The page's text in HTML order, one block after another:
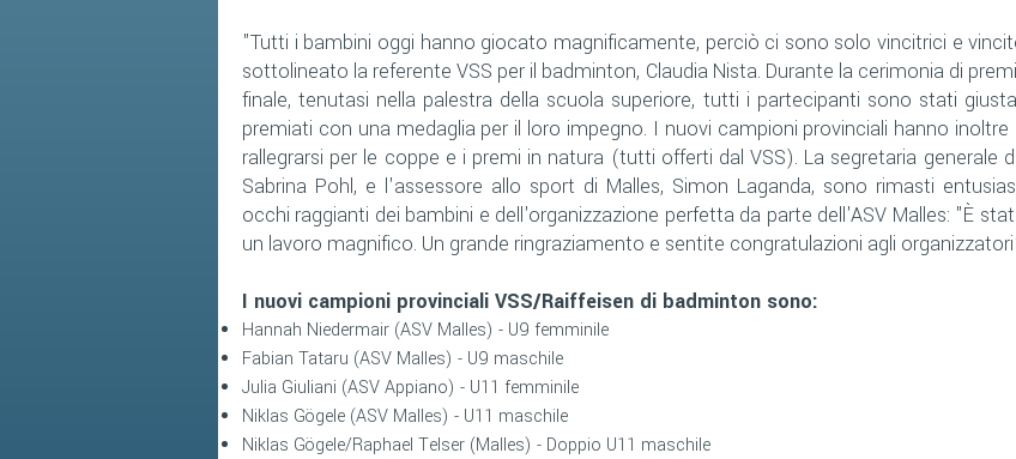
"Tutti i bambini oggi hanno giocato magnificamente, perciò ci sono solo vincitrici e
sottolineato la referente VSS per il badminton, Claudia Nista. Durante la cerimonia di
finale, tenutasi nella palestra della scuola superiore, tutti i partecipanti sono stati
premiati con una medaglia per il loro impegno. I nuovi campioni provinciali hanno
rallegrarsi per le coppe e i premi in natura (tutti offerti dal VSS). La segretaria generale
Sabrina Pohl, e l'assessore allo sport di Malles, Simon Laganda, sono rimasti
occhi raggianti dei bambini e dell'organizzazione perfetta da parte dell'ASV Malles: "È
un lavoro magnifico. Un grande ringraziamento e sentite congratulazioni agli
I nuovi campioni provinciali VSS/Raiffeisen di badminton sono:
Hannah Niedermair (ASV Malles) - U9 femminile
Fabian Tataru (ASV Malles) - U9 maschile
Julia Giuliani (ASV Appiano) - U11 femminile
Niklas Gögele (ASV Malles) - U11 maschile
Niklas Gögele/Raphael Telser (Malles) - Doppio U11 maschile